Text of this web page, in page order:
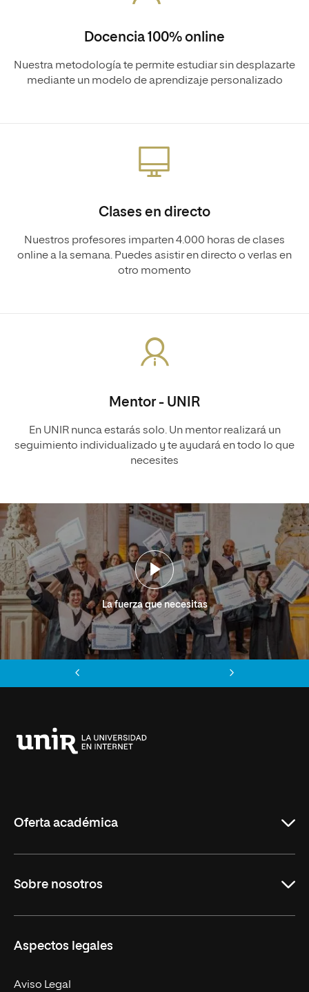
Docencia 100% online
Nuestra metodología te permite estudiar sin desplazarte
mediante un modelo de aprendizaje personalizado
Clases en directo
Nuestros profesores imparten 4.000 horas de clases
online a la semana. Puedes asistir en directo o verlas en
otro momento
Mentor - UNIR
En UNIR nunca estarás solo. Un mentor realizará un
seguimiento individualizado y te ayudará en todo lo que
necesites
La fuerza que necesitas
Oferta académica
Másteres Oficiales
Doctorados
Experto Universitario
Sobre nosotros
Facultades
Nuestro Equipo
Aspectos legales
Aviso Legal